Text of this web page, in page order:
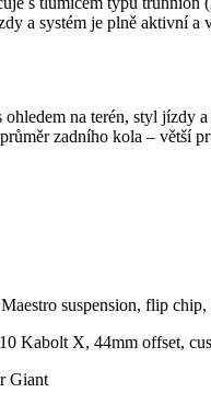
a systém je plně aktivní
na terén, styl
zadního kola –
suspension, flip
Kabolt X, 44mm offset,
Giant